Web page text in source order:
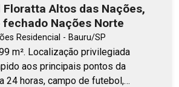
Floratta Altos das Nações,
Nações Norte
Residencial - Bauru/SP
m². Localização privilegiada
aos principais pontos da
24 horas, campo de futebol,